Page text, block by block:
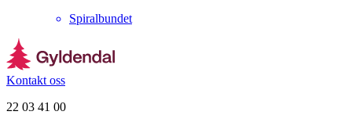
Spiralbundet
Kontakt oss
22 03 41 00